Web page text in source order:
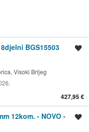
BGS15503
Visoki Brijeg
427,95 €
12kom. - NOVO -